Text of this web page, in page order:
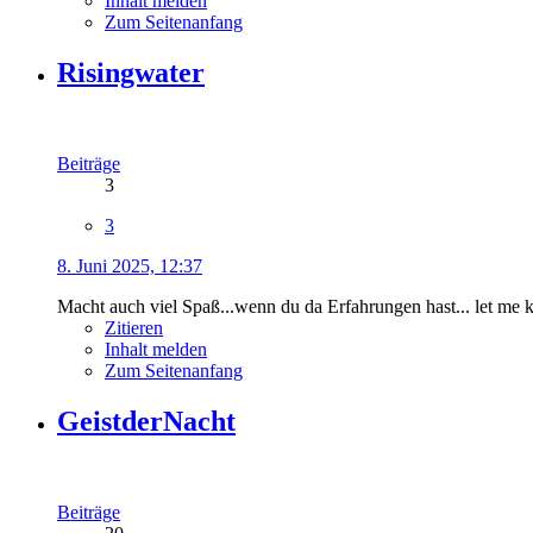
Zum Seitenanfang
Risingwater
Beiträge
3
3
8. Juni 2025, 12:37
Macht auch viel Spaß...wenn du da Erfahrungen hast... let me
Zitieren
Inhalt melden
Zum Seitenanfang
GeistderNacht
Beiträge